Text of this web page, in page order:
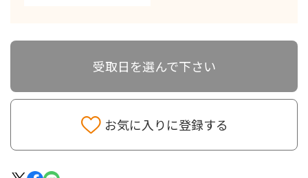
お気に入りに登録する
受取日を選んで下さい